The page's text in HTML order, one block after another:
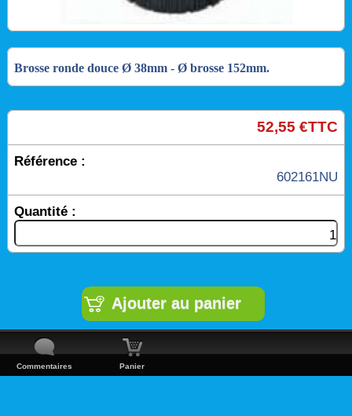
Brosse ronde douce Ø 38mm ‐ Ø brosse 152mm.
52,55 €TTC
Référence :
602161NU
Quantité :
Commentaires Panier